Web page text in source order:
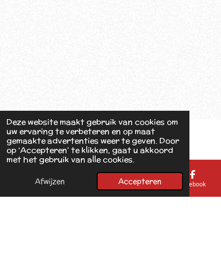
Deze website maakt gebruik van cookies om
uw ervaring te verbeteren en op maat
gemaakte advertenties weer te geven. Door
op ‘Accepteren’ te klikken, gaat u akkoord
met het gebruik van alle cookies.
Afwijzen Accepteren
E-mailadres Kaart Facebook